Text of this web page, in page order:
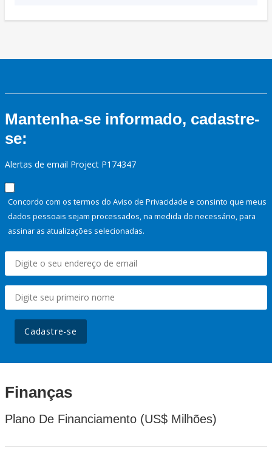
Mantenha-se informado, cadastre-
se:
Alertas de email Project P174347
Concordo com os termos do Aviso de Privacidade e consinto que meus
dados pessoais sejam processados, na medida do necessário, para
assinar as atualizações selecionadas.
Cadastre-se
Finanças
Plano De Financiamento (US$ Milhões)